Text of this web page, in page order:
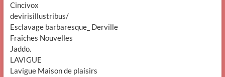
Cincivox
devirisillustribus/
Esclavage barbaresque_ Derville
Fraîches Nouvelles
Jaddo.
LAVIGUE
Lavigue Maison de plaisirs